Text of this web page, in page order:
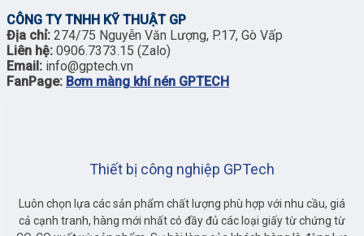
CÔNG TY TNHH KỸ THUẬT GP
Địa chỉ: 274/75 Nguyễn Văn Lượng, P.17, Gò Vấp
Liên hệ: 0906.7373.15 (Zalo)
Email: info@gptech.vn
FanPage: Bơm màng khí nén GPTECH
Thiết bị công nghiệp GPTech
Luôn chọn lựa các sản phẩm chất lượng phù hợp với nhu cầu, giá
cả cạnh tranh, hàng mới nhất có đầy đủ các loại giấy từ chứng từ